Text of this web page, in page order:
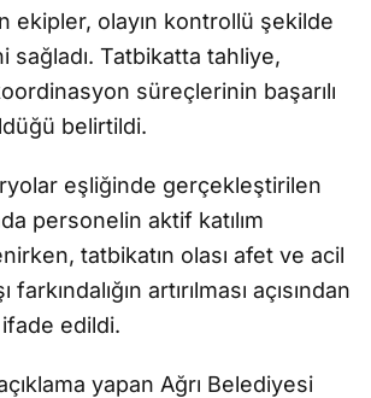
ekipler, olayın kontrollü şekilde
sağladı. Tatbikatta tahliye,
süreçlerinin başarılı
belirtildi.
eşliğinde gerçekleştirilen
personelin aktif katılım
tatbikatın olası afet ve acil
artırılması açısından
edildi.
yapan Ağrı Belediyesi